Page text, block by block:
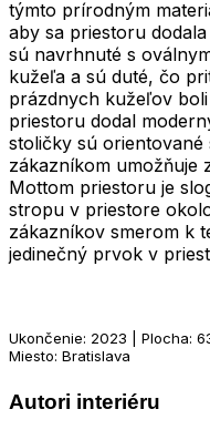
týmto prírodným
aby sa priestoru
sú navrhnuté s
kužeľa a sú duté, čo
prázdnych kužeľov
priestoru dodal
stoličky sú
zákazníkom umožňuje
Mottom priestoru je
stropu v priestore
zákazníkov smerom k
jedinečný prvok v
Ukončenie: 2023 | Plocha:
Miesto: Bratislava
Autori interiéru